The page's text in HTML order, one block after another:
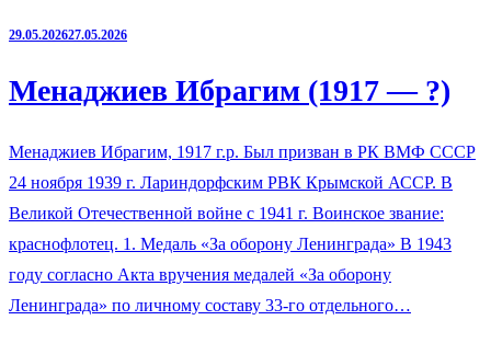
29.05.202627.05.2026
Менаджиев Ибрагим (1917 — ?)
Менаджиев Ибрагим, 1917 г.р. Был призван в РК ВМФ СССР
24 ноября 1939 г. Лариндорфским РВК Крымской АССР. В
Великой Отечественной войне с 1941 г. Воинское звание:
краснофлотец. 1. Медаль «За оборону Ленинграда» В 1943
году согласно Акта вручения медалей «За оборону
Ленинграда» по личному составу 33-го отдельного…